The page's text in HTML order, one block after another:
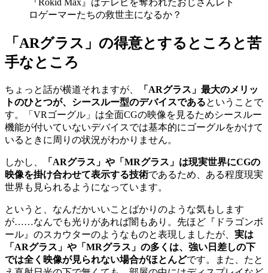
「ARグラス」の得意とするところと苦
手なところ
ちょっと話が横道それますが、
「ARグラス」最大のメリッ
トのひとつが、シースルー型のデバイスであるということで
す。「VRゴーグル」は全面CGの映像を見るためシースルー
機能が付いていないデバイスでは基本的にゴーグルをかけて
いるときに周りの状況がわかりません。
しかし、
「ARグラス」や「MRグラス」は現実世界にCGの
映像を掛け合わせて表示する技術であるため、ある程度現実
世界も見られるようになっています。
というと、なんだかいいことばかりのような気もします
が……なんでも光りがあれば闇もあり。先ほど『ドラゴンボ
ール』のスカウターのようなものと表現しましたが、 実は
「ARグラス」や「MRグラス」の多くは、強い日差しの下
では全く映像が見られない場合がほとんどです。また、たと